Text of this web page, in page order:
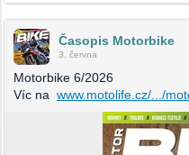
Časopis Motorbike
3. června
Motorbike 6/2026
Víc na www.motolife.cz/.../